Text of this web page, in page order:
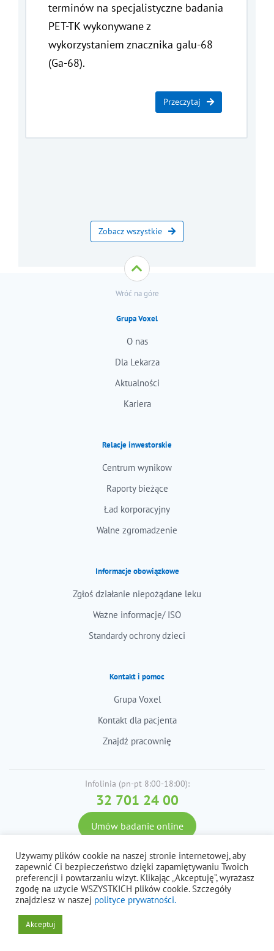
terminów na specjalistyczne badania
PET-TK wykonywane z
wykorzystaniem znacznika galu-68
(Ga-68).
Przeczytaj
Zobacz wszystkie
Wróć na góre
Grupa Voxel
O nas
Dla Lekarza
Aktualności
Kariera
Relacje inwestorskie
Centrum wynikow
Raporty bieżące
Ład korporacyjny
Walne zgromadzenie
Informacje obowiązkowe
Zgłoś działanie niepożądane leku
Ważne informacje/ ISO
Standardy ochrony dzieci
Kontakt i pomoc
Grupa Voxel
Kontakt dla pacjenta
Znajdź pracownię
Infolinia (pn-pt 8:00-18:00):
32 701 24 00
Umów badanie online
© 2026 Voxel S.A. Wszystkie prawa zastrzeżone.
Polityka prywatności i cookies, dane osobowe Regulaminy
Używamy plików cookie na naszej stronie internetowej, aby
zapewnić Ci bezpieczeństwo dzięki zapamiętywaniu Twoich
preferencji i powtarzaniu wizyt. Klikając „Akceptuję”, wyrażasz
zgodę na użycie WSZYSTKICH plików cookie. Szczegóły
znajdziesz w naszej polityce prywatności.
Akceptuj